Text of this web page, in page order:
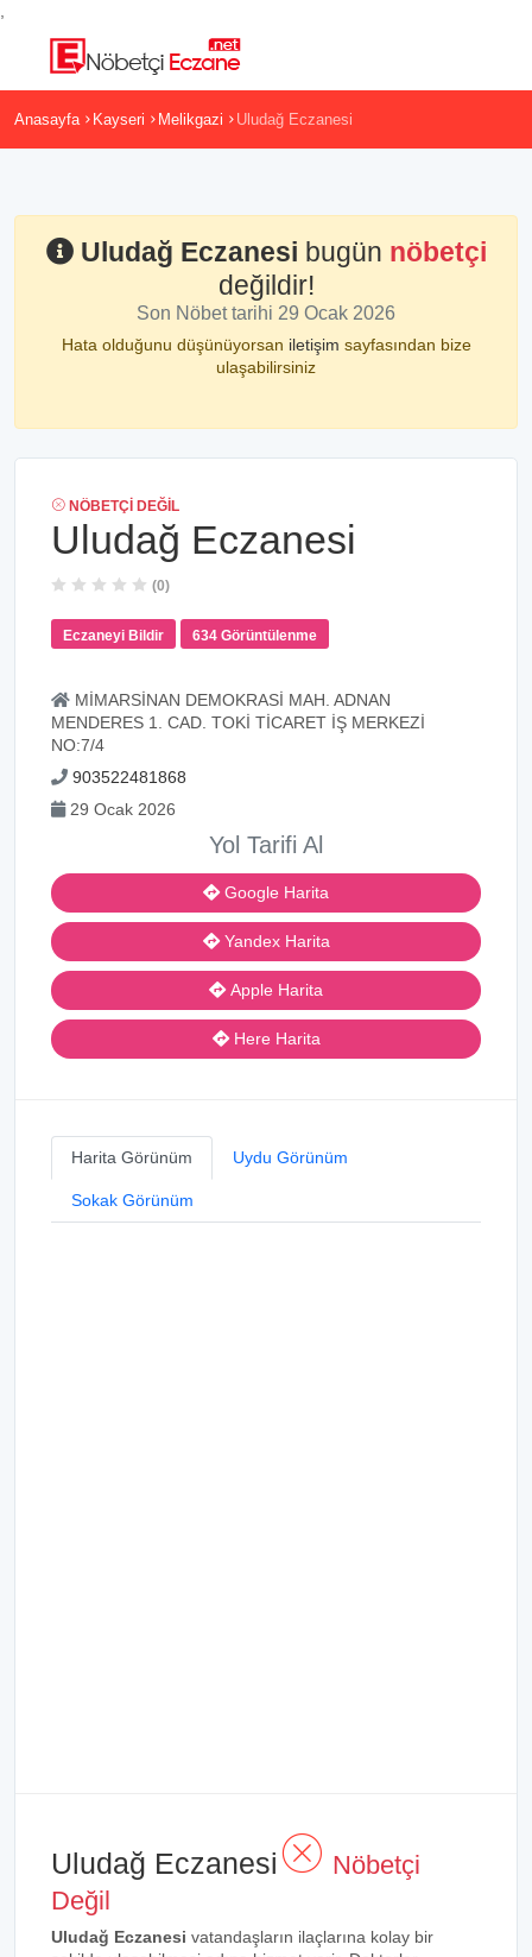
Anasayfa Kayseri Melikgazi Uludağ Eczanesi
Uludağ Eczanesi bugün nöbetçi
değildir!
Son Nöbet tarihi 29 Ocak 2026
Hata olduğunu düşünüyorsan iletişim sayfasından bize
ulaşabilirsiniz
NÖBETÇI DEĞIL
Uludağ Eczanesi
(0)
Eczaneyi Bildir 634 Görüntülenme
MİMARSİNAN DEMOKRASİ MAH. ADNAN
MENDERES 1. CAD. TOKİ TİCARET İŞ MERKEZİ
NO:7/4
903522481868
29 Ocak 2026
Yol Tarifi Al
Google Harita
Yandex Harita
Apple Harita
Here Harita
Harita Görünüm Uydu Görünüm
Sokak Görünüm
Uludağ Eczanesi
Nöbetçi
Değil
Uludağ Eczanesi vatandaşların ilaçlarına kolay bir